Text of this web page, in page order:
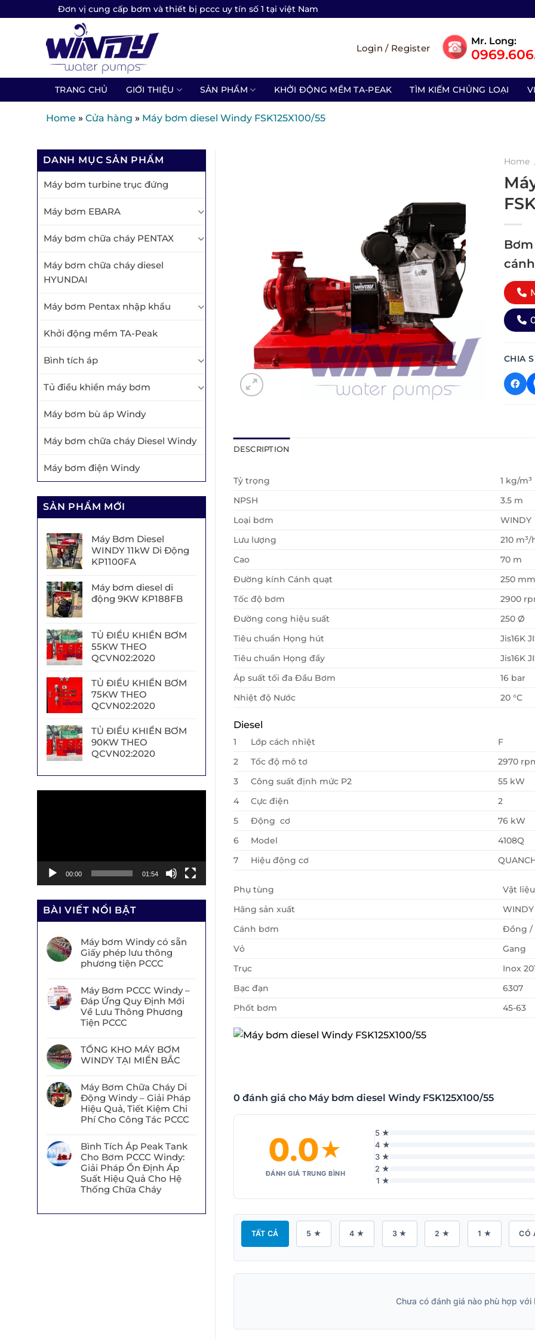
to
Đơn vị cung cấp bơm và thiết bị pccc uy tín số 1 tại việt Nam
Login / Register
Mr. Long:
TRANG CHỦ GIỚI THIỆU SẢN PHẨM KHỞI ĐỘNG MỀM TA-PEAK TÌM KIẾM CHỦNG LOẠI
Home » Cửa hàng » Máy bơm diesel Windy FSK125X100/55
DANH MỤC SẢN PHẨM
Máy bơm turbine trục đứng
Máy bơm EBARA
Máy bơm chữa cháy PENTAX
Máy bơm chữa cháy diesel
HYUNDAI
Máy bơm Pentax nhập khẩu
Khởi động mềm TA-Peak
Bình tích áp
Tủ điều khiển máy bơm
Máy bơm bù áp Windy
Máy bơm chữa cháy Diesel Windy
Máy bơm điện Windy
SẢN PHẨM MỚI
Máy Bơm Diesel
WINDY 11kW Di Động
KP1100FA
Máy bơm diesel di
động 9KW KP188FB
TỦ ĐIỀU KHIỂN BƠM
55KW THEO
QCVN02:2020
TỦ ĐIỀU KHIỂN BƠM
75KW THEO
QCVN02:2020
TỦ ĐIỀU KHIỂN BƠM
90KW THEO
QCVN02:2020
00:00 01:54
BÀI VIẾT NỔI BẬT
Máy bơm Windy có sẵn
Giấy phép lưu thông
phương tiện PCCC
Máy Bơm PCCC Windy –
Đáp Ứng Quy Định Mới
Về Lưu Thông Phương
Tiện PCCC
TỔNG KHO MÁY BƠM
WINDY TẠI MIỀN BẮC
Máy Bơm Chữa Cháy Di
Động Windy – Giải Pháp
Hiệu Quả, Tiết Kiệm Chi
Phí Cho Công Tác PCCC
Bình Tích Áp Peak Tank
Cho Bơm PCCC Windy:
Giải Pháp Ổn Định Áp
Suất Hiệu Quả Cho Hệ
Thống Chữa Cháy
Home
CHIA
DESCRIPTION
Tỷ trọng
1 kg/m³
NPSH
3.5 m
Loại bơm
WINDY
Lưu lượng
210 m³/
Cao
70 m
Đường kính Cánh quạt
250 mm
Tốc độ bơm
2900
Đường cong hiệu suất
250 Ø
Tiêu chuẩn Họng hút
Jis16K
Tiêu chuẩn Họng đẩy
Jis16K
Áp suất tối đa Đầu Bơm
16 bar
Nhiệt độ Nước
20 °C
Diesel
1 Lớp cách nhiệt
F
2
Tốc độ mô tơ
2970
3
Công suất định mức P2
55 kW
4
Cực điện
2
5
Động cơ
76 kW
6
Model
4108Q
7
Hiệu động cơ
Phụ tùng
Vật liệu
Hãng sản xuất
WINDY
Cánh bơm
Đồng /
Vỏ
Gang
Trục
Inox
Bạc đạn
6307
Phốt bơm
45-63
0 đánh giá cho Máy bơm diesel Windy FSK125X100/55
0.0★
ĐÁNH GIÁ TRUNG BÌNH
5 ★
4 ★
3 ★
2 ★
1 ★
TẤT CẢ 5 ★ 4 ★ 3 ★ 2 ★ 1 ★ CÓ
Chưa có đánh giá nào phù hợp với